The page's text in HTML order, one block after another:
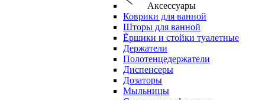
Аксессуары
Коврики для ванной
Шторы для ванной
Ёршики и стойки туалетные
Держатели
Полотенцедержатели
Диспенсеры
Дозаторы
Мыльницы